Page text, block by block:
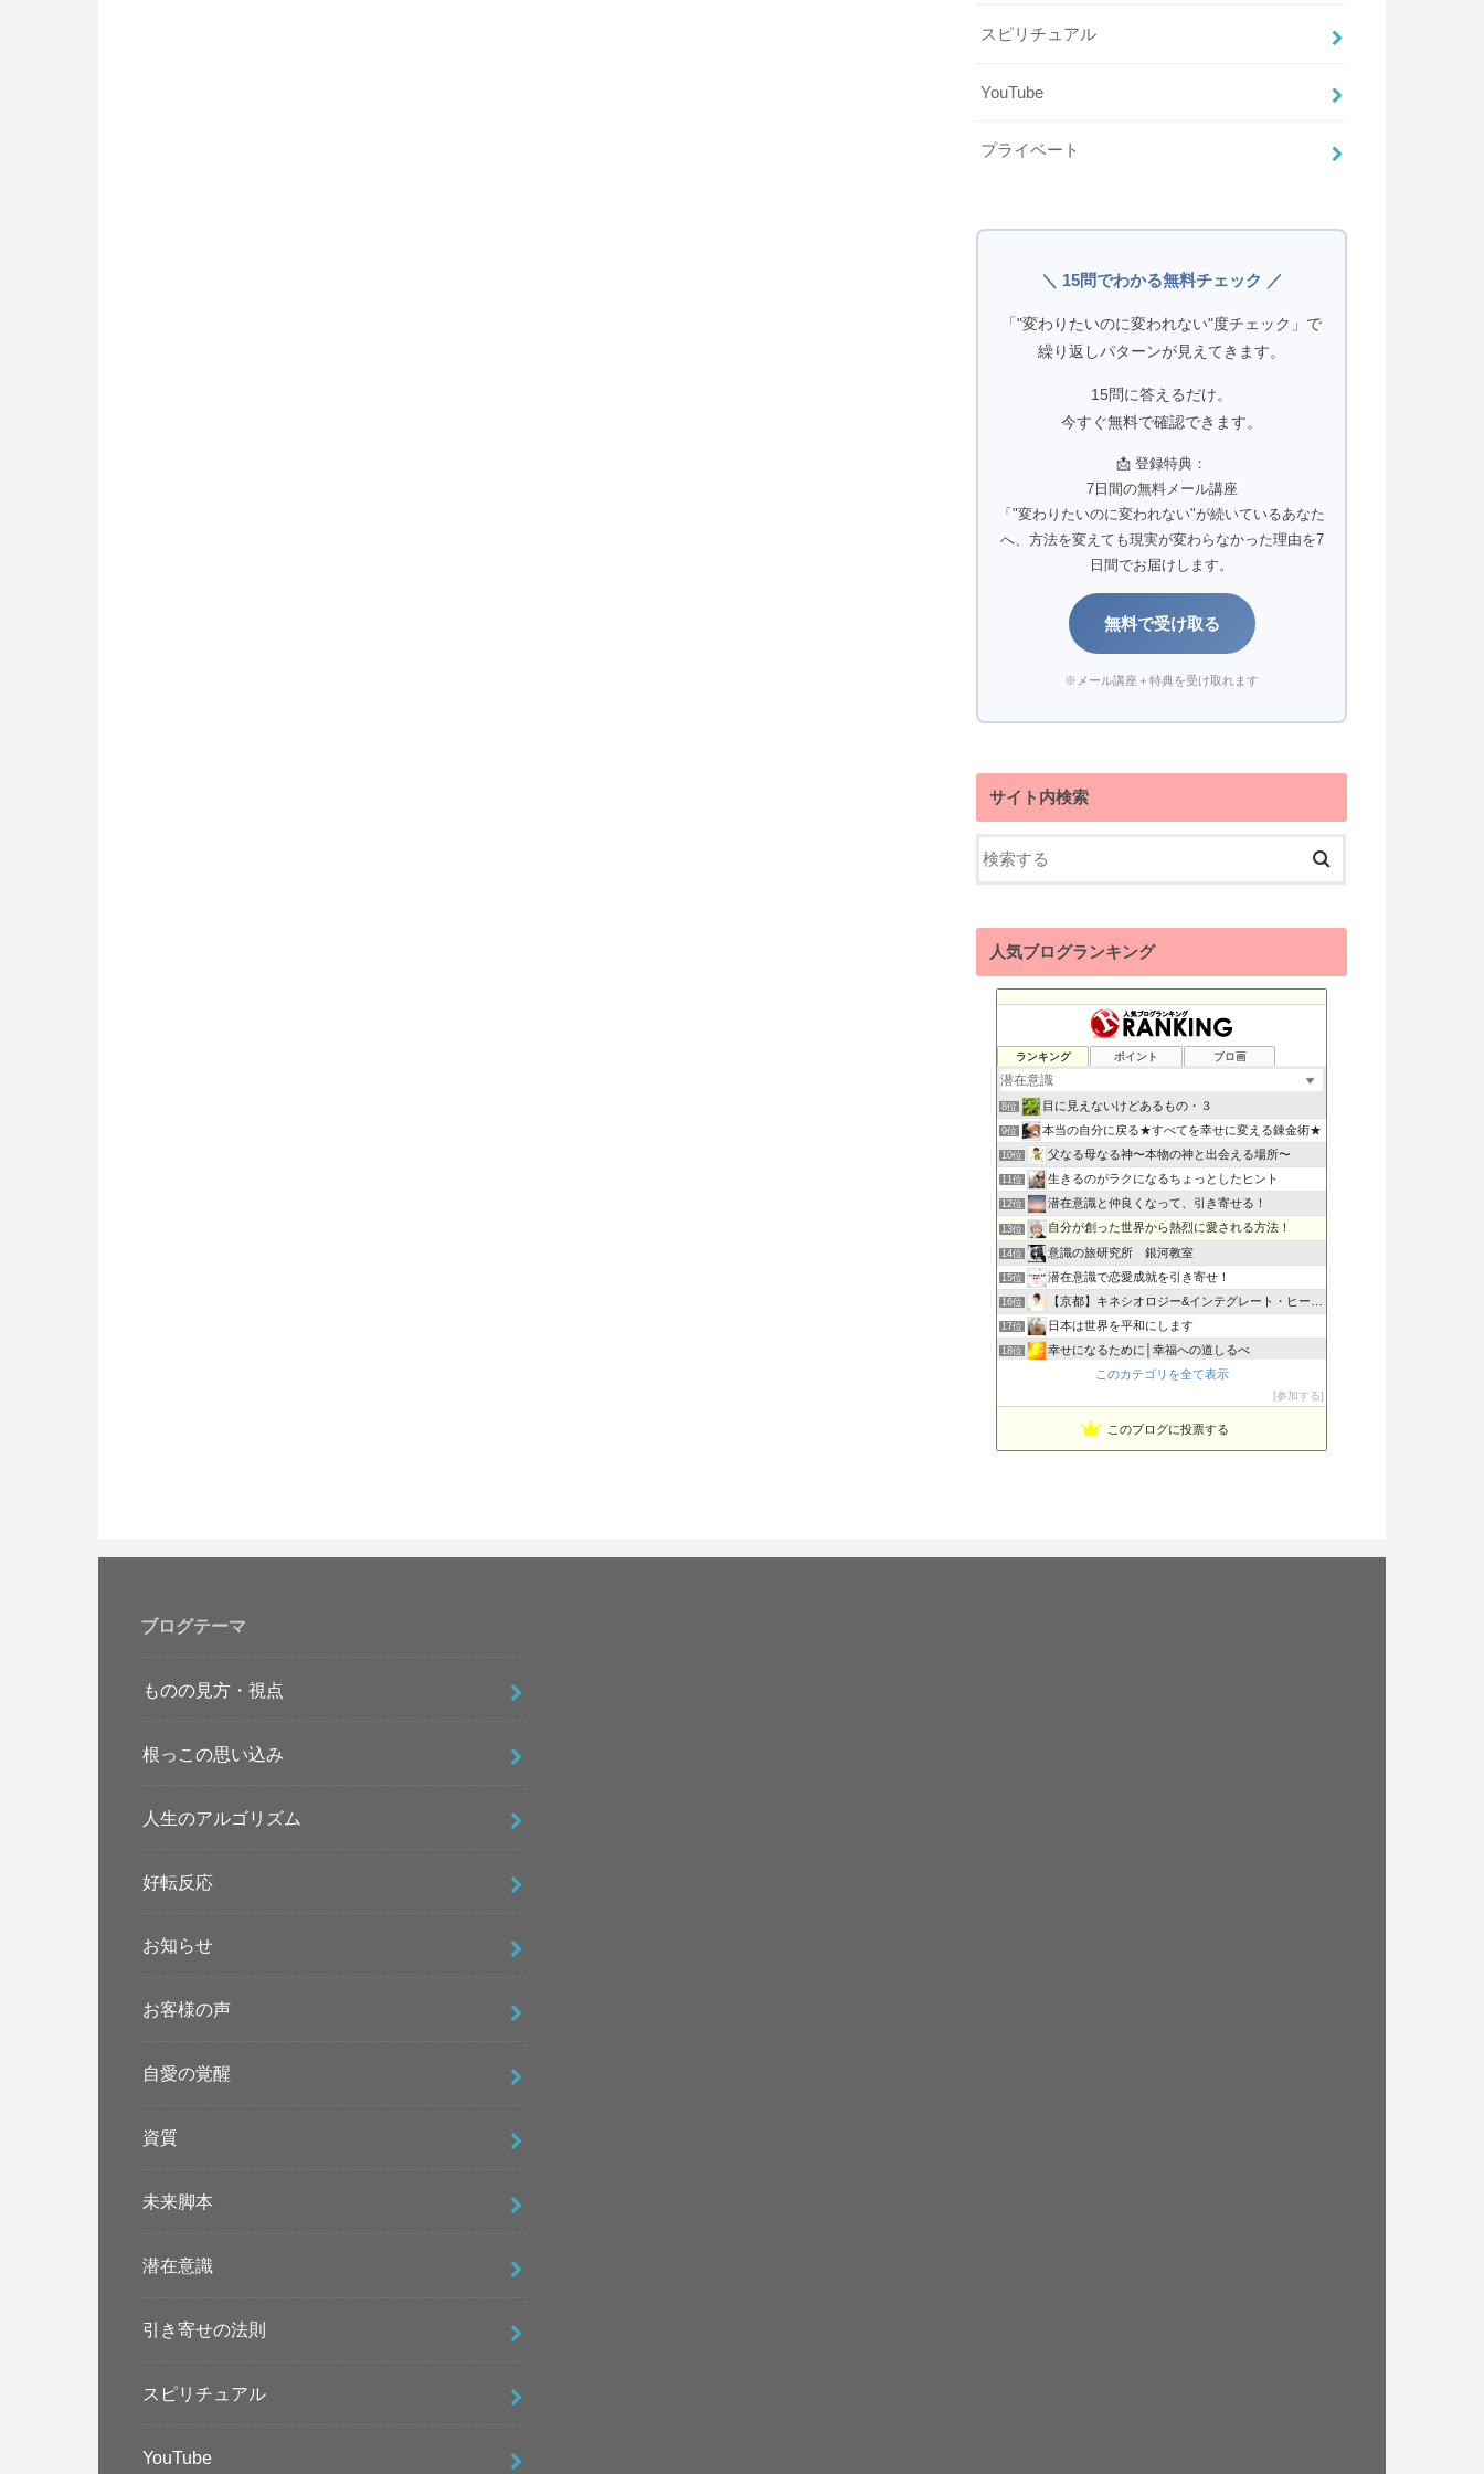
スピリチュアル
YouTube
プライベート
＼ 15問でわかる無料チェック ／
「"変わりたいのに変われない"度チェック」で
繰り返しパターンが見えてきます。
15問に答えるだけ。
今すぐ無料で確認できます。
📩 登録特典：
7日間の無料メール講座
「"変わりたいのに変われない"が続いているあなた
へ、方法を変えても現実が変わらなかった理由を7
日間でお届けします。
無料で受け取る
※メール講座＋特典を受け取れます
サイト内検索
人気ブログランキング
ランキング ポイント ブロ画
スピリチュアル生活向上委員会
7位 だって、魔女だから。
8位 目に見えないけどあるもの・３
9位 本当の自分に戻る★すべてを幸せに変える錬金術★
10位 父なる母なる神〜本物の神と出会える場所〜
11位 生きるのがラクになるちょっとしたヒント
12位 潜在意識と仲良くなって、引き寄せる！
13位 自分が創った世界から熱烈に愛される方法！
14位 意識の旅研究所 銀河教室
15位 潜在意識で恋愛成就を引き寄せ！
16位 【京都】キネシオロジー&インテグレート・ヒーリング
17位 日本は世界を平和にします
18位 幸せになるために│幸福への道しるべ
レヴュー・レシピ．ｃｏｍ
このカテゴリを全て表示
参加する
このブログに投票する
ブログテーマ
ものの見方・視点
根っこの思い込み
人生のアルゴリズム
好転反応
お知らせ
お客様の声
自愛の覚醒
資質
未来脚本
潜在意識
引き寄せの法則
スピリチュアル
YouTube